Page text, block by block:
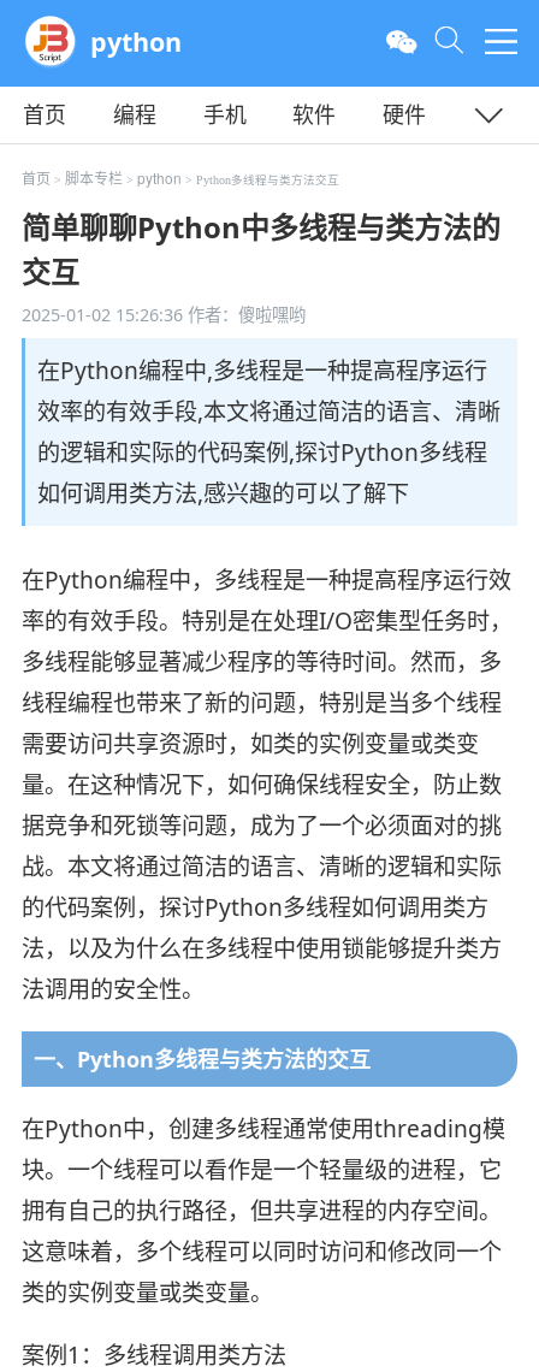
python
首页 编程 手机 软件
硬件
教程
平面 服务器
首页 > 脚本专栏> python > Python多线程与类方法交互
简单聊聊Python中多线程与类方法的
交互
2025-01-02 15:26:36作者：傻啦嘿哟
在Python编程中,多线程是一种提高程序运行
效率的有效手段,本文将通过简洁的语言、清晰
的逻辑和实际的代码案例,探讨Python多线程
如何调用类方法,感兴趣的可以了解下
在Python编程中，多线程是一种提高程序运行效
率的有效手段。特别是在处理I/O密集型任务时，
多线程能够显著减少程序的等待时间。然而，多
线程编程也带来了新的问题，特别是当多个线程
需要访问共享资源时，如类的实例变量或类变
量。在这种情况下，如何确保线程安全，防止数
据竞争和死锁等问题，成为了一个必须面对的挑
战。本文将通过简洁的语言、清晰的逻辑和实际
的代码案例，探讨Python多线程如何调用类方
法，以及为什么在多线程中使用锁能够提升类方
法调用的安全性。
一、Python多线程与类方法的交互
在Python中，创建多线程通常使用threading模
块。一个线程可以看作是一个轻量级的进程，它
拥有自己的执行路径，但共享进程的内存空间。
这意味着，多个线程可以同时访问和修改同一个
类的实例变量或类变量。
案例1：多线程调用类方法